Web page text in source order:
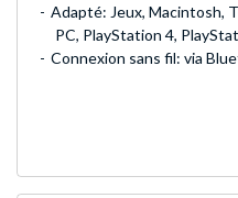
Adapté: Jeux, Macintosh,
PC, PlayStation 4,
Connexion sans fil: via